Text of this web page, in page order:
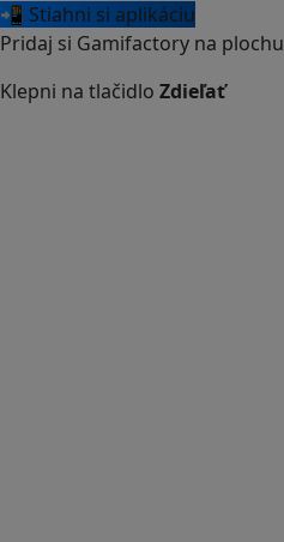
📲 Stiahni si aplikáciu
Pridaj si Gamifactory na plochu
Klepni na tlačidlo Zdieľať